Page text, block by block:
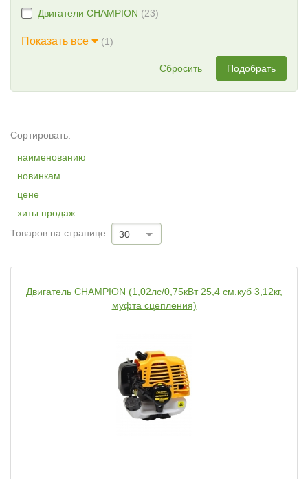
Двигатели CHAMPION (23)
Показать все (1)
Сбросить Подобрать
Сортировать:
наименованию
новинкам
цене
хиты продаж
Товаров на странице:
30
Двигатель CHAMPION (1,02лс/0,75кВт 25,4 см.куб 3,12кг,
муфта сцепления)